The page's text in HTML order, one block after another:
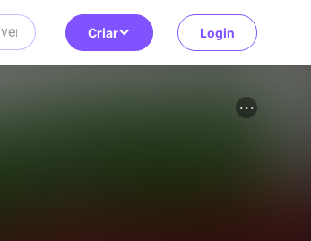
Criar Login